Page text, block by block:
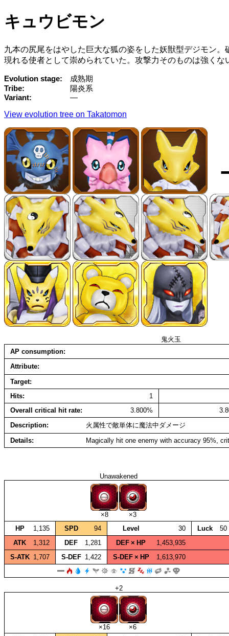
キュウビモン
九本の尻尾をはやした巨大な狐の姿をした妖獣型デジモン
現れる使者として崇められていた。攻撃力そのものは強く
Evolution stage
成熟期
Tribe
陽炎系
Variant
—
View evolution tree on Takatomon
鬼火玉
AP consumption
Attribute
Target
Hits
1
Overall critical hit rate
3.800%
Description
火属性で敵単体に魔法中ダメージ
Details
Magically hit one enemy with accuracy 95%,
Unawakened
×8
×3
HP
1,135 SPD 94 Level 30 Luck
50
ATK
1,312 DEF 1,281 DEF × HP
1,453,935
S‑ATK 1,707 S‑DEF 1,422 S‑DEF × HP 1,613,970
+2
×16
×6